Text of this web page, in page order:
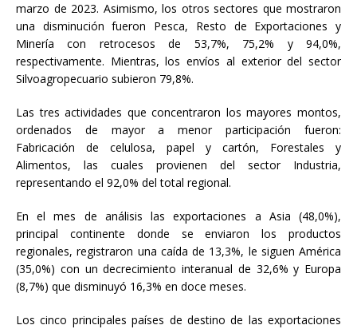
marzo de 2023. Asimismo, los otros sectores que mostraron
una disminución fueron Pesca, Resto de Exportaciones y
Minería con retrocesos de 53,7%, 75,2% y 94,0%,
respectivamente. Mientras, los envíos al exterior del sector
Silvoagropecuario subieron 79,8%.
Las tres actividades que concentraron los mayores montos,
ordenados de mayor a menor participación fueron:
Fabricación de celulosa, papel y cartón, Forestales y
Alimentos, las cuales provienen del sector Industria,
representando el 92,0% del total regional.
En el mes de análisis las exportaciones a Asia (48,0%),
principal continente donde se enviaron los productos
regionales, registraron una caída de 13,3%, le siguen América
(35,0%) con un decrecimiento interanual de 32,6% y Europa
(8,7%) que disminuyó 16,3% en doce meses.
Los cinco principales países de destino de las exportaciones